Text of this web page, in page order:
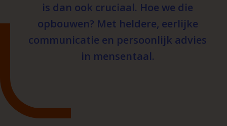
is dan ook cruciaal. Hoe we die
opbouwen? Met heldere, eerlijke
communicatie en persoonlijk advies
in mensentaal.